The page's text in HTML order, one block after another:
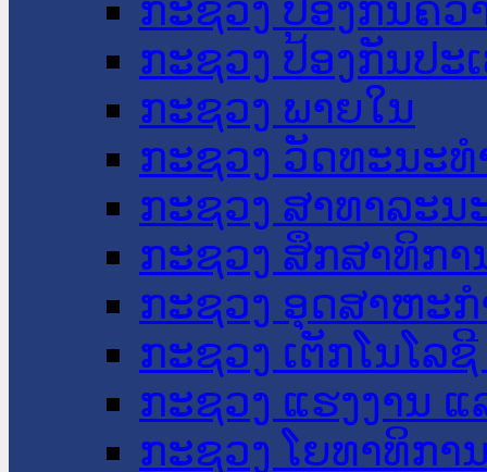
ກະຊວງ ປ້ອງກັນຄວ
ກະຊວງ ປ້ອງກັນປະ
ກະຊວງ ພາຍໃນ
ກະຊວງ ວັດທະນະ
ກະຊວງ ສາທາລະນ
ກະຊວງ ສຶກສາທິກາ
ກະຊວງ ອຸດສາຫະ
ກະຊວງ ເຕັກໂນໂລ
ກະຊວງ ແຮງງານ
ກະຊວງ ໂຍທາທິກາ